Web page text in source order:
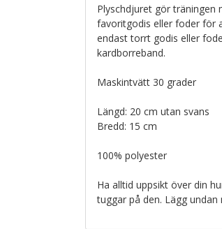
Plyschdjuret gör träningen
favoritgodis eller foder för
endast torrt godis eller
kardborreband.
Maskintvätt 30 grader
Längd: 20 cm utan svans
Bredd: 15 cm
100% polyester
Ha alltid uppsikt över din
tuggar på den. Lägg undan